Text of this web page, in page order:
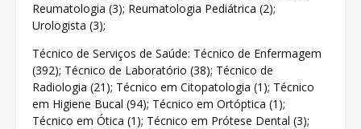
Reumatologia (3); Reumatologia Pediátrica (2);
Urologista (3);
Técnico de Serviços de Saúde: Técnico de Enfermagem
(392); Técnico de Laboratório (38); Técnico de
Radiologia (21); Técnico em Citopatologia (1); Técnico
em Higiene Bucal (94); Técnico em Ortóptica (1);
Técnico em Ótica (1); Técnico em Prótese Dental (3);